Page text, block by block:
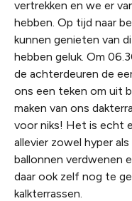
vertrekken en we er
hebben. Op tijd naar
kunnen genieten van
hebben geluk. Om
de achterdeuren de
ons een teken om uit
maken van ons
voor niks! Het is echt
allevier zowel hyper
ballonnen verdwenen
daar ook zelf nog te
kalkterrassen.